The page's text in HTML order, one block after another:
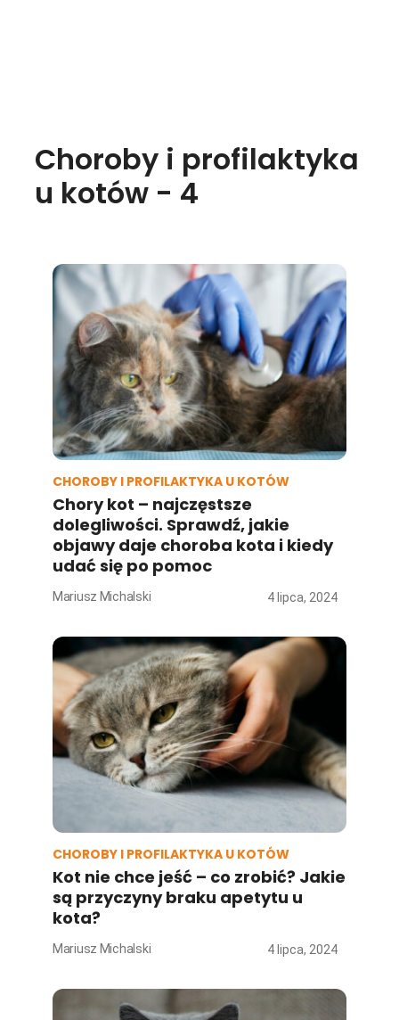
Choroby i profilaktyka
u kotów - 4
CHOROBY I PROFILAKTYKA U KOTÓW
Chory kot – najczęstsze
dolegliwości. Sprawdź, jakie
objawy daje choroba kota i kiedy
udać się po pomoc
Mariusz Michalski 4 lipca, 2024
CHOROBY I PROFILAKTYKA U KOTÓW
Kot nie chce jeść – co zrobić? Jakie
są przyczyny braku apetytu u
kota?
Mariusz Michalski 4 lipca, 2024